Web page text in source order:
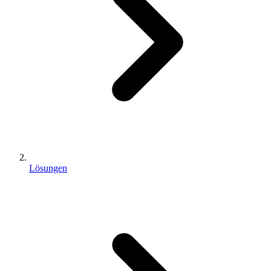
Lösungen